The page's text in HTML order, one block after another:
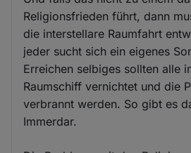
Religionsfrieden führt, dann
die interstellare Raumfahrt
jeder sucht sich ein eigenes
Erreichen selbiges sollten alle
Raumschiff vernichtet und die
verbrannt werden. So gibt es
Immerdar.